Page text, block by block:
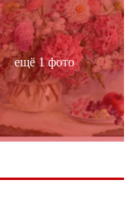
ещё 1 фото